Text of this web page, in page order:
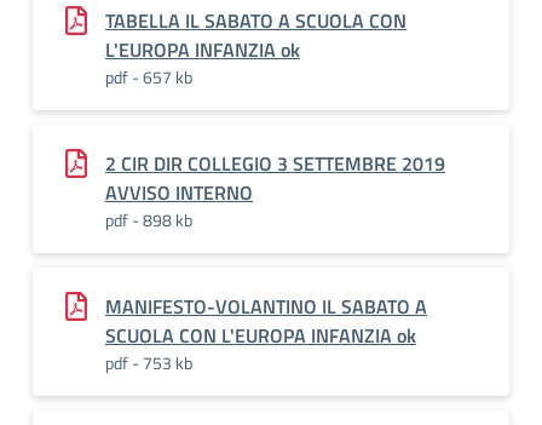
TABELLA IL SABATO A SCUOLA CON
L'EUROPA INFANZIA ok
pdf - 657 kb
2 CIR DIR COLLEGIO 3 SETTEMBRE 2019
AVVISO INTERNO
pdf - 898 kb
MANIFESTO-VOLANTINO IL SABATO A
SCUOLA CON L'EUROPA INFANZIA ok
pdf - 753 kb